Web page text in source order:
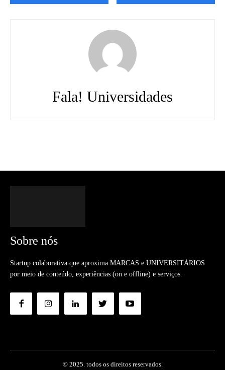
Fala! Universidades
Sobre nós
Startup colaborativa que aproxima MARCAS e UNIVERSITÁRIOS
por meio de conteúdo, experiências (on e offline) e serviços.
© 2025. todos os direitos reservados.